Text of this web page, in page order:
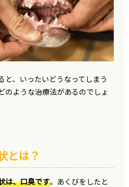
と、いったいどうなってしまう
のような治療法があるのでしょ
とは？
は、口臭です。あくびをしたと